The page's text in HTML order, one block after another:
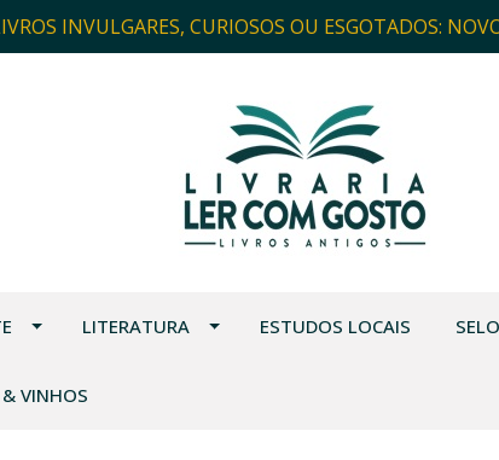
INVULGARES, CURIOSOS OU ESGOTADOS:
LITERATURA ESTUDOS LOCAIS
VINHOS